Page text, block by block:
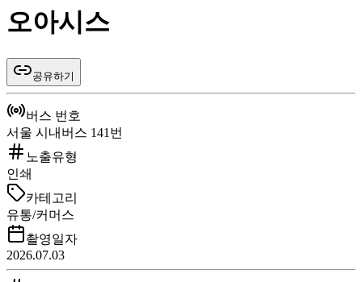
오아시스
공유하기
버스 번호
서울 시내버스 141번
노출유형
인쇄
카테고리
유통/커머스
촬영일자
2026.07.03